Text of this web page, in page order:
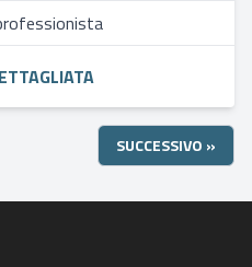
SUCCESSIVO »